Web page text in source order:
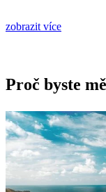
zobrazit více
Proč byste